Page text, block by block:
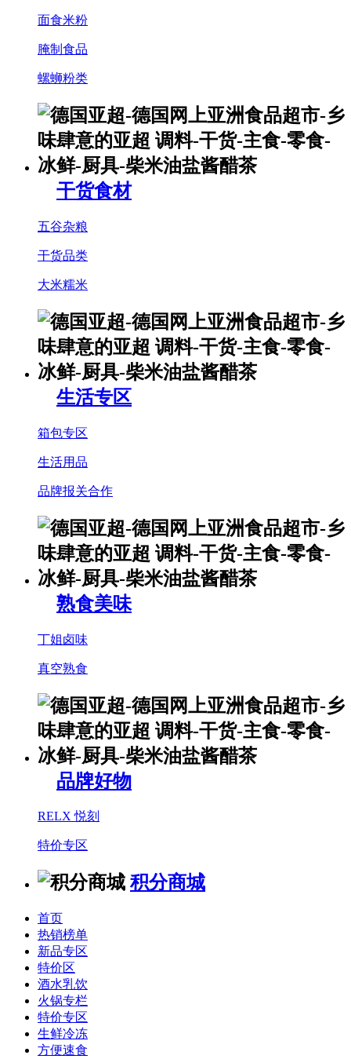
面食米粉
腌制食品
螺蛳粉类
干货食材
五谷杂粮
干货品类
大米糯米
生活专区
箱包专区
生活用品
品牌报关合作
熟食美味
丁姐卤味
真空熟食
品牌好物
RELX 悦刻
特价专区
积分商城
首页
热销榜单
新品专区
特价区
酒水乳饮
火锅专栏
特价专区
生鲜冷冻
方便速食